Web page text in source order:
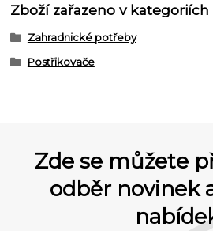
Zboží zařazeno v kategoriích
Zahradnické potřeby
Postřikovače
Zde se můžete
odběr novinek